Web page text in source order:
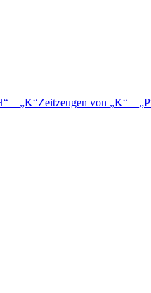
– K Zeitzeugen von K – P